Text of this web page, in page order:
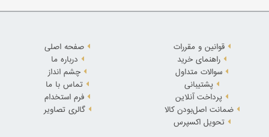
قوانین و مقررات
راهنمای خرید
سوالات متداول
پشتیبانی
پرداخت آنلاین
ضمانت اصل‌بودن کالا
تحویل اکسپرس
صفحه اصلی
درباره ما
چشم انداز
تماس با ما
فرم استخدام
گالری تصاویر